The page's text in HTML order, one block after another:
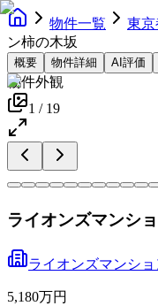
物件一覧 東京
ン柿の木坂
概要 物件詳細 AI評価
物件外観
1 / 19
ライオンズマンシ
ライオンズマンシ
5,180万円